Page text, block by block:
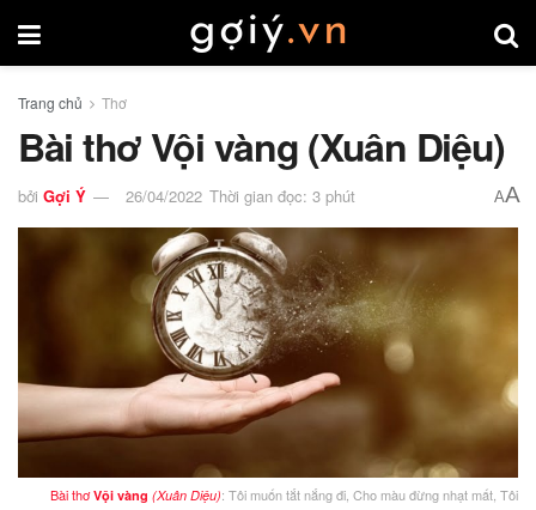
Trang chủ Thơ
Bài thơ Vội vàng (Xuân Diệu)
bởi Gợi Ý 26/04/2022 Thời gian đọc: 3 phút AA
Bài thơVội vàng (Xuân Diệu): Tôi muốn tắt nắng đi, Cho màu đừng nhạt mất, Tôi